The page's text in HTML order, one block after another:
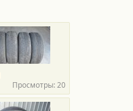
Просмотры: 20